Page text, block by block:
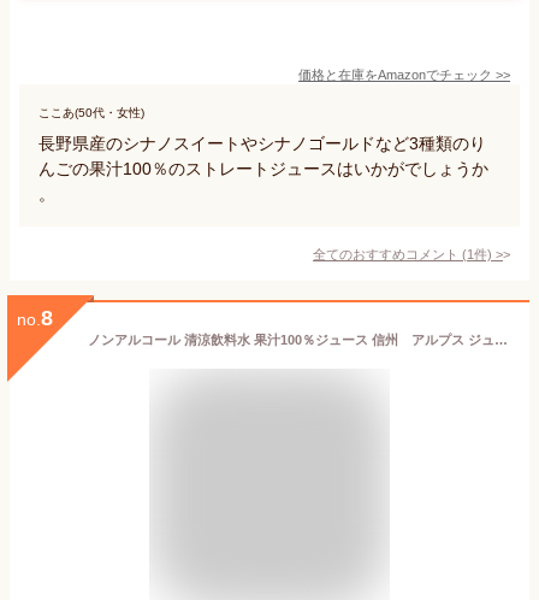
価格と在庫をAmazonでチェック >>
ここあ(50代・女性)
長野県産のシナノスイートやシナノゴールドなど3種類のり
んごの果汁100％のストレートジュースはいかがでしょうか
。
全てのおすすめコメント (1件) >
no. 8
ノンアルコール 清涼飲料水 果汁100％ジュース 信州 アルプス ジュースセット VJ－300 1セット単位250ml瓶X12本 長野県 塩尻市 一部地域送料無料